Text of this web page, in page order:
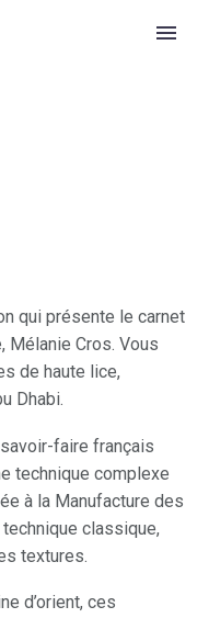
qui présente le carnet
Mélanie Cros. Vous
de haute lice,
Dhabi.
faire français
technique complexe
à la Manufacture des
classique,
textures.
d’orient, ces